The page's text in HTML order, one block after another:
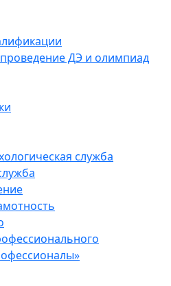
ДЭ и олимпиад
служба